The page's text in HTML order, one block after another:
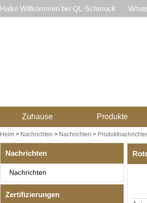
Hallo! Willkommen bei QL-Schmuck
Zuhause Produkte
Heim> Nachrichten > Nachrichten >
Nachrichten
Nachrichten
Zertifizierungen